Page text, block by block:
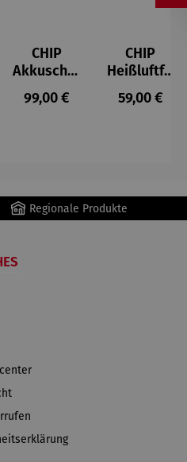
CHIP
Akkuschra
uber
Regulärer Preis:
99,00 €
CHIP
Heißluftfri
tteuse
Regulärer
59,00 €
Regionale Produkte